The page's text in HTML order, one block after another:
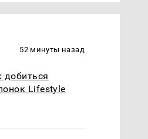
52 минуты назад
добиться
Lifestyle